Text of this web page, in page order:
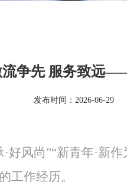
争先 服务致远
发布时间：2026-06-29
·好风尚”“新青年·新
的工作经历。